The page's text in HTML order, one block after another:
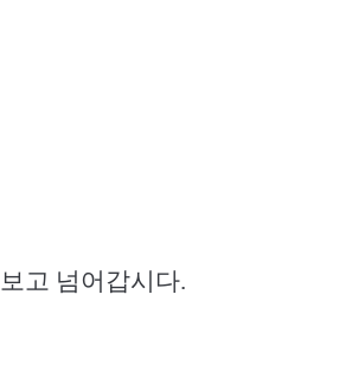
고 넘어갑시다.